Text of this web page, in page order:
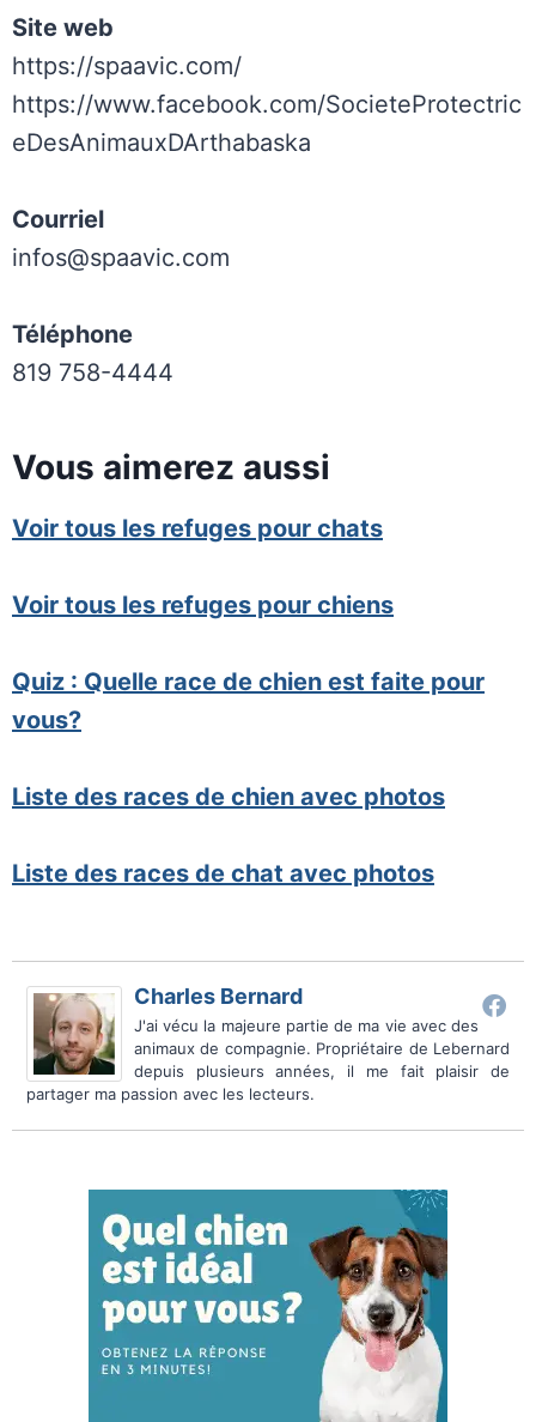
Site web
https://spaavic.com/
https://www.facebook.com/SocieteProtectric
eDesAnimauxDArthabaska
Courriel
infos@spaavic.com
Téléphone
819 758-4444
Vous aimerez aussi
Voir tous les refuges pour chats
Voir tous les refuges pour chiens
Quiz : Quelle race de chien est faite pour
vous?
Liste des races de chien avec photos
Liste des races de chat avec photos
Charles Bernard
J'ai vécu la majeure partie de ma vie avec des
animaux de compagnie. Propriétaire de Lebernard
depuis plusieurs années, il me fait plaisir de
partager ma passion avec les lecteurs.